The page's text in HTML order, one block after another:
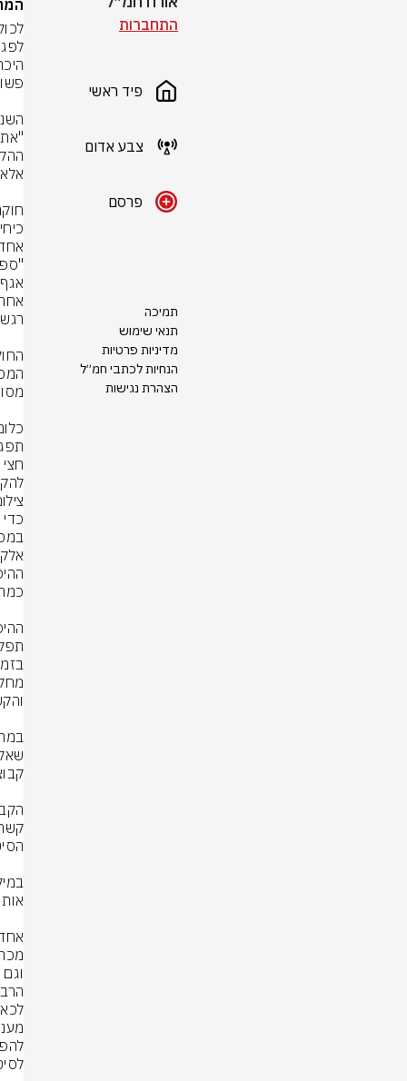
התחברות
פיד ראשי
צבע אדום
פרסם
תמיכה
תנאי שימוש
מדיניות פרטיות
הנחיות לכתבי חמ״ל
הצהרת נגישות